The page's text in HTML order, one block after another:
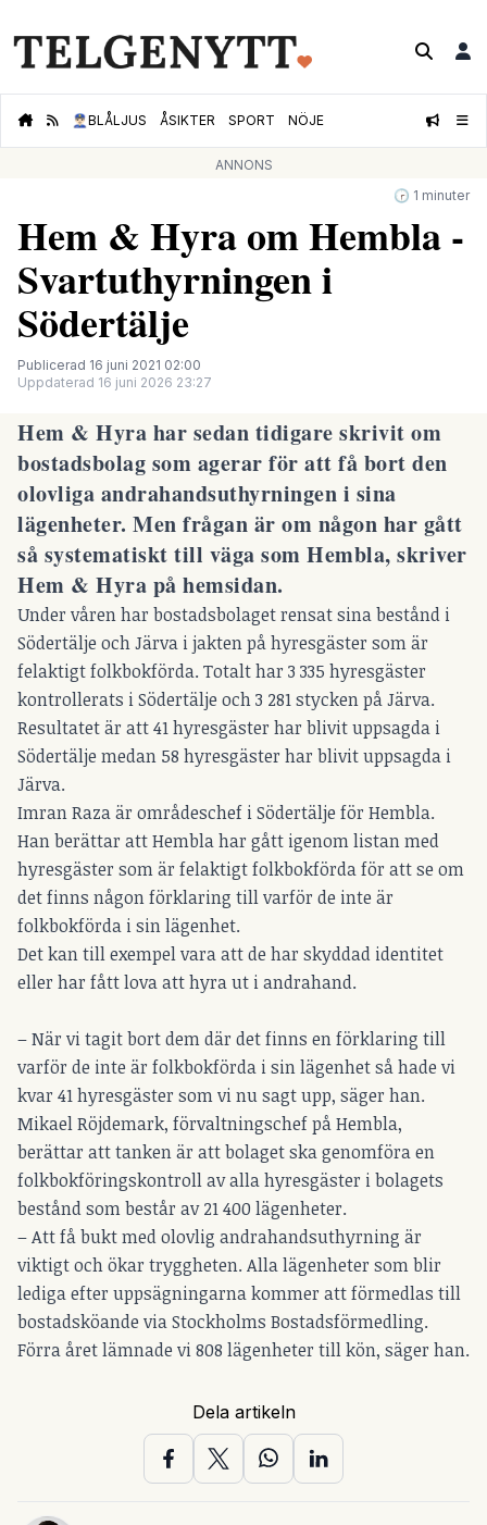
👮🏻‍♂️BLÅLJUS ÅSIKTER SPORT NÖJE
ANNONS
🕝 1 minuter
Hem & Hyra om Hembla -
Svartuthyrningen i
Södertälje
Publicerad 16 juni 2021 02:00
Uppdaterad 16 juni 2026 23:27
Hem & Hyra har sedan tidigare skrivit om
bostadsbolag som agerar för att få bort den
olovliga andrahandsuthyrningen i sina
lägenheter. Men frågan är om någon har gått
så systematiskt till väga som Hembla, skriver
Hem & Hyra på hemsidan.
Under våren har bostadsbolaget rensat sina bestånd i
Södertälje och Järva i jakten på hyresgäster som är
felaktigt folkbokförda. Totalt har 3 335 hyresgäster
kontrollerats i Södertälje och 3 281 stycken på Järva.
Resultatet är att 41 hyresgäster har blivit uppsagda i
Södertälje medan 58 hyresgäster har blivit uppsagda i
Järva.
Imran Raza är områdeschef i Södertälje för Hembla.
Han berättar att Hembla har gått igenom listan med
hyresgäster som är felaktigt folkbokförda för att se om
det finns någon förklaring till varför de inte är
folkbokförda i sin lägenhet.
Det kan till exempel vara att de har skyddad identitet
eller har fått lova att hyra ut i andrahand.
– När vi tagit bort dem där det finns en förklaring till
varför de inte är folkbokförda i sin lägenhet så hade vi
kvar 41 hyresgäster som vi nu sagt upp, säger han.
Mikael Röjdemark, förvaltningschef på Hembla,
berättar att tanken är att bolaget ska genomföra en
folkbokföringskontroll av alla hyresgäster i bolagets
bestånd som består av 21 400 lägenheter.
– Att få bukt med olovlig andrahandsuthyrning är
viktigt och ökar tryggheten. Alla lägenheter som blir
lediga efter uppsägningarna kommer att förmedlas till
bostadsköande via Stockholms Bostadsförmedling.
Förra året lämnade vi 808 lägenheter till kön, säger han.
Dela artikeln